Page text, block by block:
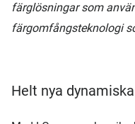
färglösningar som
färgomfångsteknologi
Helt nya